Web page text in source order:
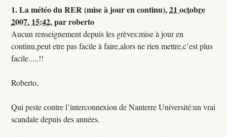
1.La météo du RER (mise à jour en continu),21 octobre
2007, 15:42,parroberto
Aucun renseignement depuis les grèves:mise à jour en
continu,peut etre pas facile à faire,alors ne rien mettre,c’est plus
facile.....!!
Roberto,
Qui peste contre l’interconnexion de Nanterre Université:un vrai
scandale depuis des années.